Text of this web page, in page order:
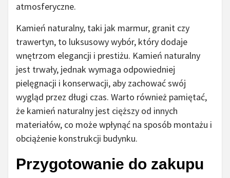
atmosferyczne.
Kamień naturalny, taki jak marmur, granit czy
trawertyn, to luksusowy wybór, który dodaje
wnętrzom elegancji i prestiżu. Kamień naturalny
jest trwały, jednak wymaga odpowiedniej
pielęgnacji i konserwacji, aby zachować swój
wygląd przez długi czas. Warto również pamiętać,
że kamień naturalny jest cięższy od innych
materiałów, co może wpłynąć na sposób montażu i
obciążenie konstrukcji budynku.
Przygotowanie do zakupu